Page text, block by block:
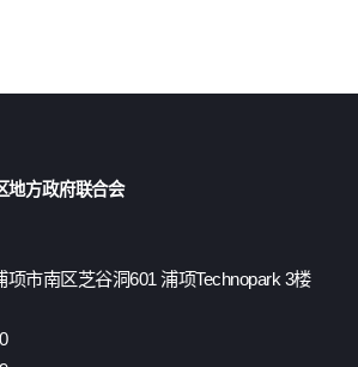
地方政府联合会
市南区芝谷洞601 浦项Technopark 3楼